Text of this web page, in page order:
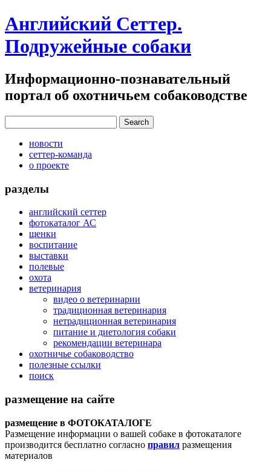
Английский Сеттер.
Подружейные собаки
Информационно-познавательный
портал об охотничьем собаководстве
новости
сеттер-команда
о проекте
разделы
английский сеттер
фотокаталог АС
щенки
воспитание
выставки
полевые
охота
ветеринария
видео о ветеринарии
традиционная ветеринария
нетрадиционная ветеринария
питание и диетология собаки
рекомендации ветеринара
охотничье собаководство
полезные ссылки
поиск
размещение на сайте
размещение в ФОТОКАТАЛОГЕ
Размещение информации о вашей собаке в фотокаталоге
производится бесплатно согласно правил размещения
материалов